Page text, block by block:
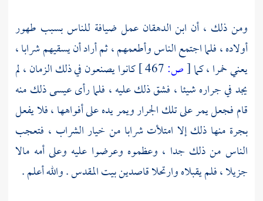
ومن ذلك ، أن ابن الدهقان عمل ضيافة للناس بسبب طهور
أولاده ، فلما اجتمع الناس وأطعمهم ، ثم أراد أن يسقيهم شرابا ،
يعني خمرا ، كما[ص:
كانوا يصنعون في ذلك الزمان ، لم
يجد في جراره شيئا ، فشق ذلك عليه ، فلما رأىعيسىذلك منه
قام فجعل يمر على تلك الجرار ويمر يده على أفواهها ، فلا يفعل
بجرة منها ذلك إلا امتلأت شرابا من خيار الشراب ، فتعجب
الناس من ذلك جدا ، وعظموه وعرضوا عليه وعلى أمه مالا
جزيلا ، فلم يقبلاه وارتحلا قاصدينبيت المقدس. والله أعلم .